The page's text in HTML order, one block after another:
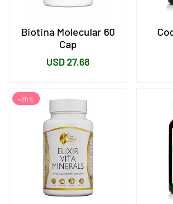
Biotina Molecular 60
Cap
Precio
USD 27.68
-25%